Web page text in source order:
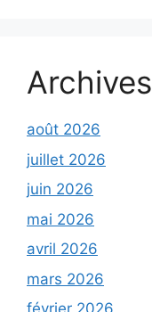
Archives
août 2026
juillet 2026
juin 2026
mai 2026
avril 2026
mars 2026
février 2026